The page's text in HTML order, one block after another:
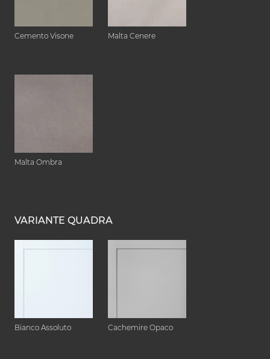
Cemento Visone Malta Cenere
Malta Ombra
VARIANTE QUADRA
Bianco Assoluto Cachemire Opaco